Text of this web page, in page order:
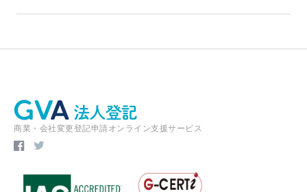
商業・会社変更登記申請オンライン支援サービス